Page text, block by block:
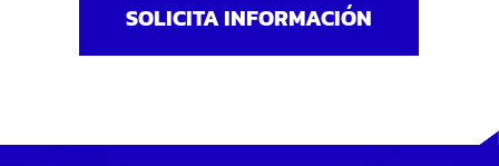
SOLICITA INFORMACIÓN